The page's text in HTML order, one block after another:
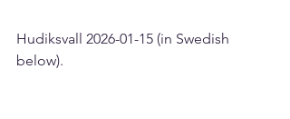
Hudiksvall 2026-01-15 (in Swedish
below).